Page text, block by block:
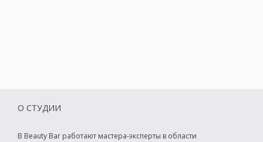
О СТУДИИ
В Beauty Bar работают мастера-эксперты в области